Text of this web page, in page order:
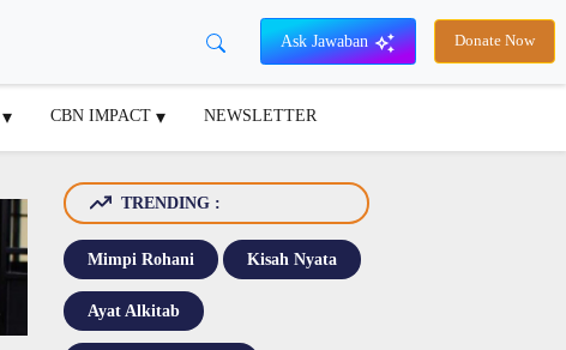
Ask Jawaban Donate Now
CBN IMPACT NEWSLETTER
TRENDING :
Mimpi Rohani Kisah Nyata
Ayat Alkitab